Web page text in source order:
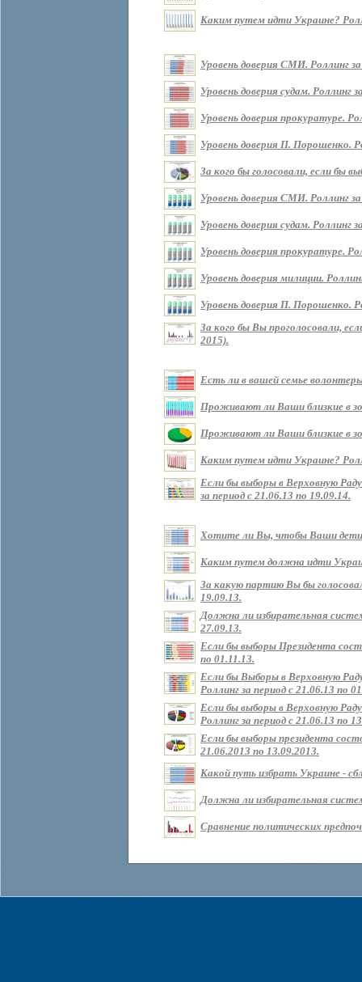
Каким путем идти Украине?
Уровень доверия СМИ. Роллинг
Уровень доверия судам. Роллинг
Уровень доверия прокуратуре.
Уровень доверия П. Порошенко.
За кого бы голосовали, если бы
Уровень доверия СМИ. Роллинг
Уровень доверия судам. Роллинг
Уровень доверия прокуратуре.
Уровень доверия милиции.
Уровень доверия П. Порошенко.
За кого бы Вы проголосовали,
2015).
Есть ли в вашей семье
Проживают ли Ваши близкие в
Проживают ли Ваши близкие в
Каким путем идти Украине?
Если бы выборы в Верховную
за период с 21.06.13 по 19.09.14.
Хотите ли Вы, чтобы Ваши дети
Каким путем должна идти
За какую партию Вы бы
19.09.13.
Должна ли избирательная
27.09.13.
Если бы выборы Президента
по 01.11.13.
Если бы Выборы в Верховную
Роллинг за период с 21.06.13 по
Если бы выборы в Верховную
Роллинг за период с 21.06.13 по
Если бы выборы президента
21.06.2013 по 13.09.2013.
Какой путь избрать Украине -
Должна ли избирательная
Сравнение политических